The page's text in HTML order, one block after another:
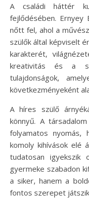
A családi háttér
fejlődésében. Ernyey
nőtt fel, ahol a
szülők által képviselt
karakterét,
kreativitás és a
tulajdonságok,
következményeként
A híres szülő
könnyű. A
folyamatos nyomás,
komoly kihívások elé
tudatosan igyekszik
gyermeke szabadon
a siker, hanem a
fontos szerepet